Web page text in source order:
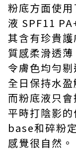
粉底方面使
液 SPF11
其含有珍貴護
質感柔滑透薄
令膚色均勻剔
全日保持水盈
而粉底液只會
平時打陰影的
base和碎粉
感覺很自然。